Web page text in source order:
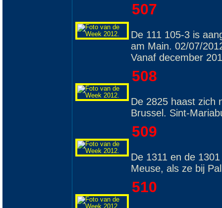
507
De 111 105-3 is
am Main. 02/07/
Vanaf december
508
De 2825 haast zich
Brussel. Sint-
509
De 1311 en de
Meuse, als ze bij
510